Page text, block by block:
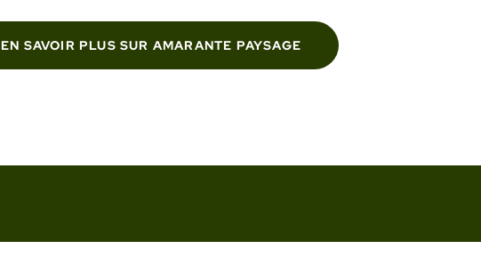
EN SAVOIR PLUS SUR AMARANTE PAYSAGE